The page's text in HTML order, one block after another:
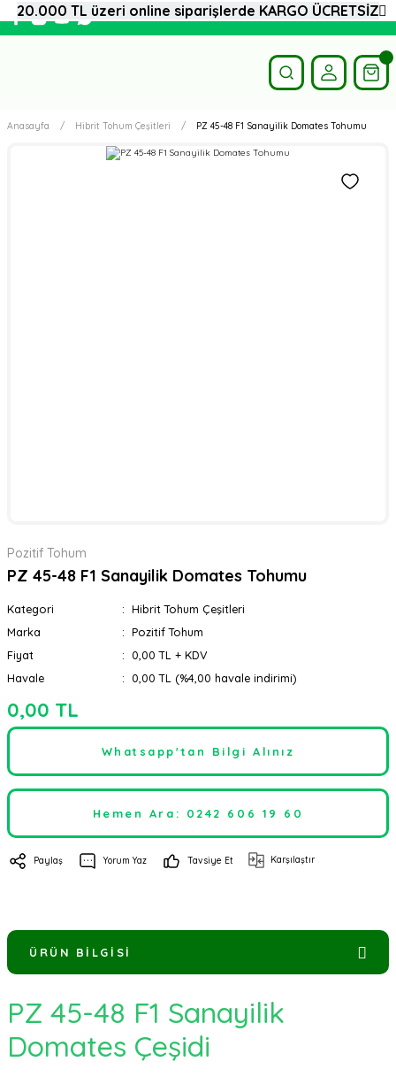
Anasayfa Hibrit Tohum Çeşitleri PZ 45-48 F1 Sanayilik Domates Tohumu
Pozitif Tohum
PZ 45-48 F1 Sanayilik Domates Tohumu
Kategori
Hibrit Tohum Çeşitleri
Marka
Pozitif Tohum
Fiyat
0,00 TL + KDV
Havale
0,00 TL (%4,00 havale indirimi)
0,00 TL
Whatsapp'tan Bilgi Alınız
Hemen Ara: 0242 606 19 60
Paylaş Yorum Yaz Tavsiye Et Karşılaştır
ÜRÜN BILGISI
PZ 45-48 F1 Sanayilik
Domates Çeşidi
20.000 TL üzeri online siparişlerde KARGO ÜCRETSİZ